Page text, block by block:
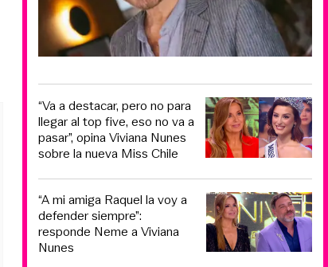
“Va a destacar, pero no para
llegar al top five, eso no va a
pasar”, opina Viviana Nunes
sobre la nueva Miss Chile
“A mi amiga Raquel la voy a
defender siempre”:
responde Neme a Viviana
Nunes